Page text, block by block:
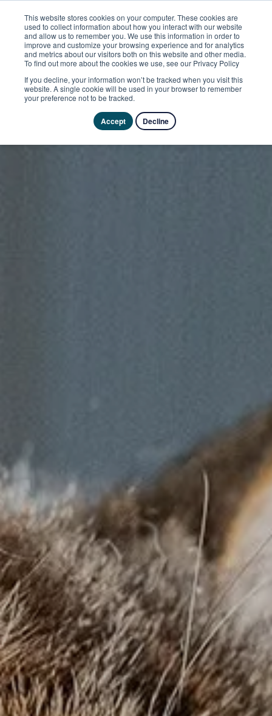
This website stores cookies on your computer. These cookies are
used to collect information about how you interact with our website
and allow us to remember you. We use this information in order to
improve and customize your browsing experience and for analytics
and metrics about our visitors both on this website and other media.
To find out more about the cookies we use, see our Privacy Policy
If you decline, your information won’t be tracked when you visit this
website. A single cookie will be used in your browser to remember
your preference not to be tracked.
Accept Decline